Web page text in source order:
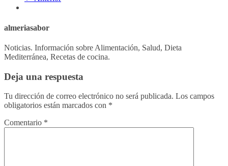
almeriasabor
Noticias. Información sobre Alimentación, Salud, Dieta
Mediterránea, Recetas de cocina.
Deja una respuesta
Tu dirección de correo electrónico no será publicada. Los campos
obligatorios están marcados con *
Comentario *